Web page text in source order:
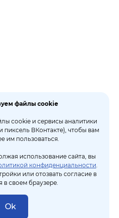
файлы cookie
cookie и сервисы аналитики
пиксель ВКонтакте), чтобы вам
им пользоваться.
использование сайта, вы
конфиденциальности.
или отозвать согласие в
в своем браузере.
Ok